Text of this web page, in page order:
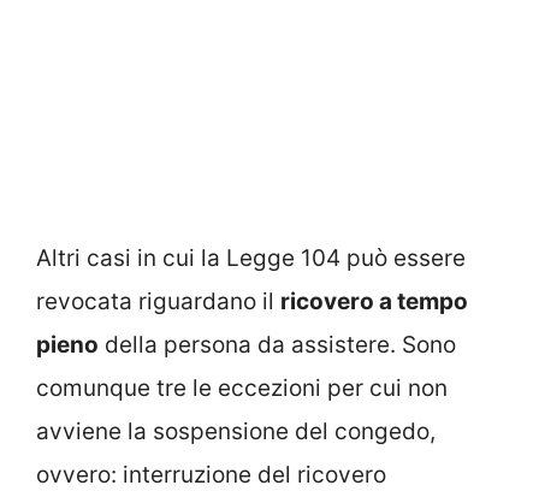
Altri casi in cui la Legge 104 può essere
revocata riguardano il ricovero a tempo
pieno della persona da assistere. Sono
comunque tre le eccezioni per cui non
avviene la sospensione del congedo,
ovvero: interruzione del ricovero